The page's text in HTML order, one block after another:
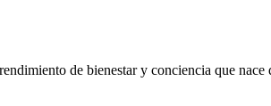
de bienestar y conciencia que